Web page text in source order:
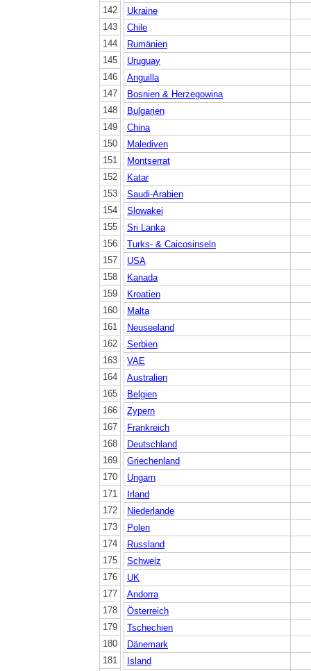
142
143
144
145
146
147
148
149
150
151
152
153
154
155
156
157
158
159
160
161
162
163
164
165
166
167
168
169
170
171
172
173
174
175
176
177
178
179
180
181
Ukraine
Chile
Rumänien
Uruguay
Anguilla
Bosnien & Herzegowina
Bulgarien
China
Malediven
Montserrat
Katar
Saudi-Arabien
Slowakei
Sri Lanka
Turks- & Caicosinseln
USA
Kanada
Kroatien
Malta
Neuseeland
Serbien
VAE
Australien
Belgien
Zypern
Frankreich
Deutschland
Griechenland
Ungarn
Irland
Niederlande
Polen
Russland
Schweiz
UK
Andorra
Österreich
Tschechien
Dänemark
Island